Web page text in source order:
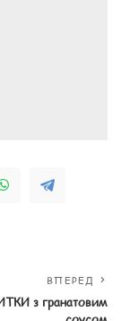
ВПЕРЕД
з гранатовим